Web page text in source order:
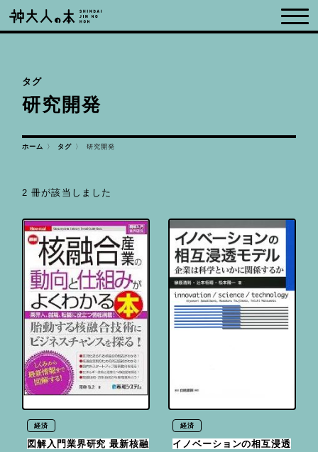
タグ
研究開発
ホーム タグ 研究開発
2 冊が該当しました
経済
図解入門業界研究 最新核融
経済
イノベーションの相互浸透